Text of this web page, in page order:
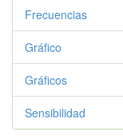
Frecuencias
Gráfico
Gráficos
Sensibilidad